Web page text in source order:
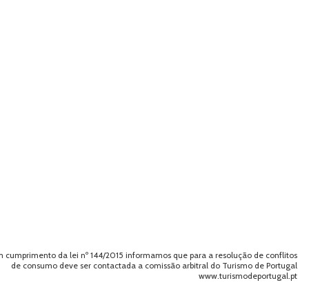
cumprimento da lei nº 144/2015 informamos que para a resolução de conflitos
de consumo deve ser contactada a comissão arbitral do Turismo de Portugal
www.turismodeportugal.pt